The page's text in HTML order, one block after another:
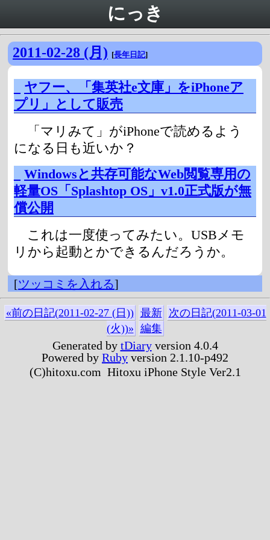
にっき
2011-02-28 (月) [長年日記]
ヤフー、「集英社e文庫」をiPhoneア
プリ」として販売
「マリみて」がiPhoneで読めるよう
になる日も近いか？
Windowsと共存可能なWeb閲覧専用の
軽量OS「Splashtop OS」v1.0正式版が無
償公開
これは一度使ってみたい。USBメモ
リから起動とかできるんだろうか。
[ツッコミを入れる]
«前の日記(2011-02-27 (日)) 最新
次の日記(2011-03-01
(火))» 編集
Generated by tDiaryversion 4.0.4
Powered by Ruby version 2.1.10-p492